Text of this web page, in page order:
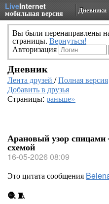
LiveInternet
мобильная версия Дневники
Вы были перенаправлены
страницы. Вернуться!
Авторизация
Дневник
Лента друзей /Полная версия
Добавить в друзья
Страницы: раньше»
Арановый узор
схемой
16-05-2026 08:09
Это цитата сообщения
🧶 🧵